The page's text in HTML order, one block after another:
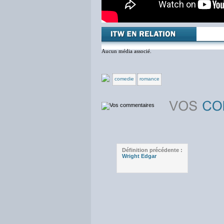
Aucun média associé.
comedie romance
Définition précédente :
Wright Edgar